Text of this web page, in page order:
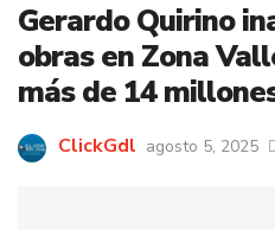
Gerardo Quirino
obras en Zona
más de 14
ClickGdl agosto 5, 2025